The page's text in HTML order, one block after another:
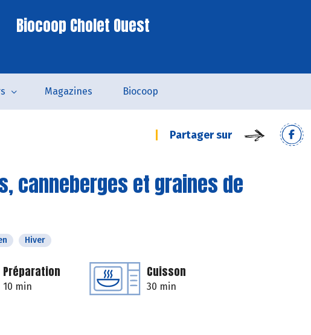
Biocoop Cholet Ouest
Magazines Biocoop
Partager sur
canneberges et graines de
Hiver
Préparation
10 min
Cuisson
30 min